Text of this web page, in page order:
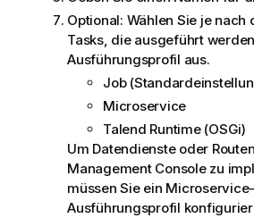
Optional: Wählen Sie je nach
Tasks, die ausgeführt
Ausführungsprofil aus.
Job
Microservice
Talend Runtime(OSGi)
Um Datendienste oder
Management Consolezu
müssen Sie ein
Ausführungsprofil